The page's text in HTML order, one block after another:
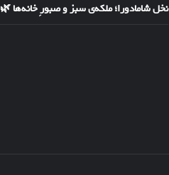
نخل شامادورا؛ ملکه‌ی سبز و صبورِ خانه‌ها 🌿